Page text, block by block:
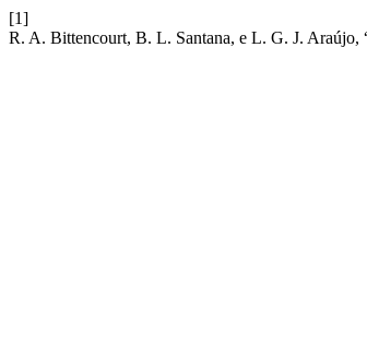
[1]
R. A. Bittencourt, B. L. Santana, e L. G. J. Araújo,